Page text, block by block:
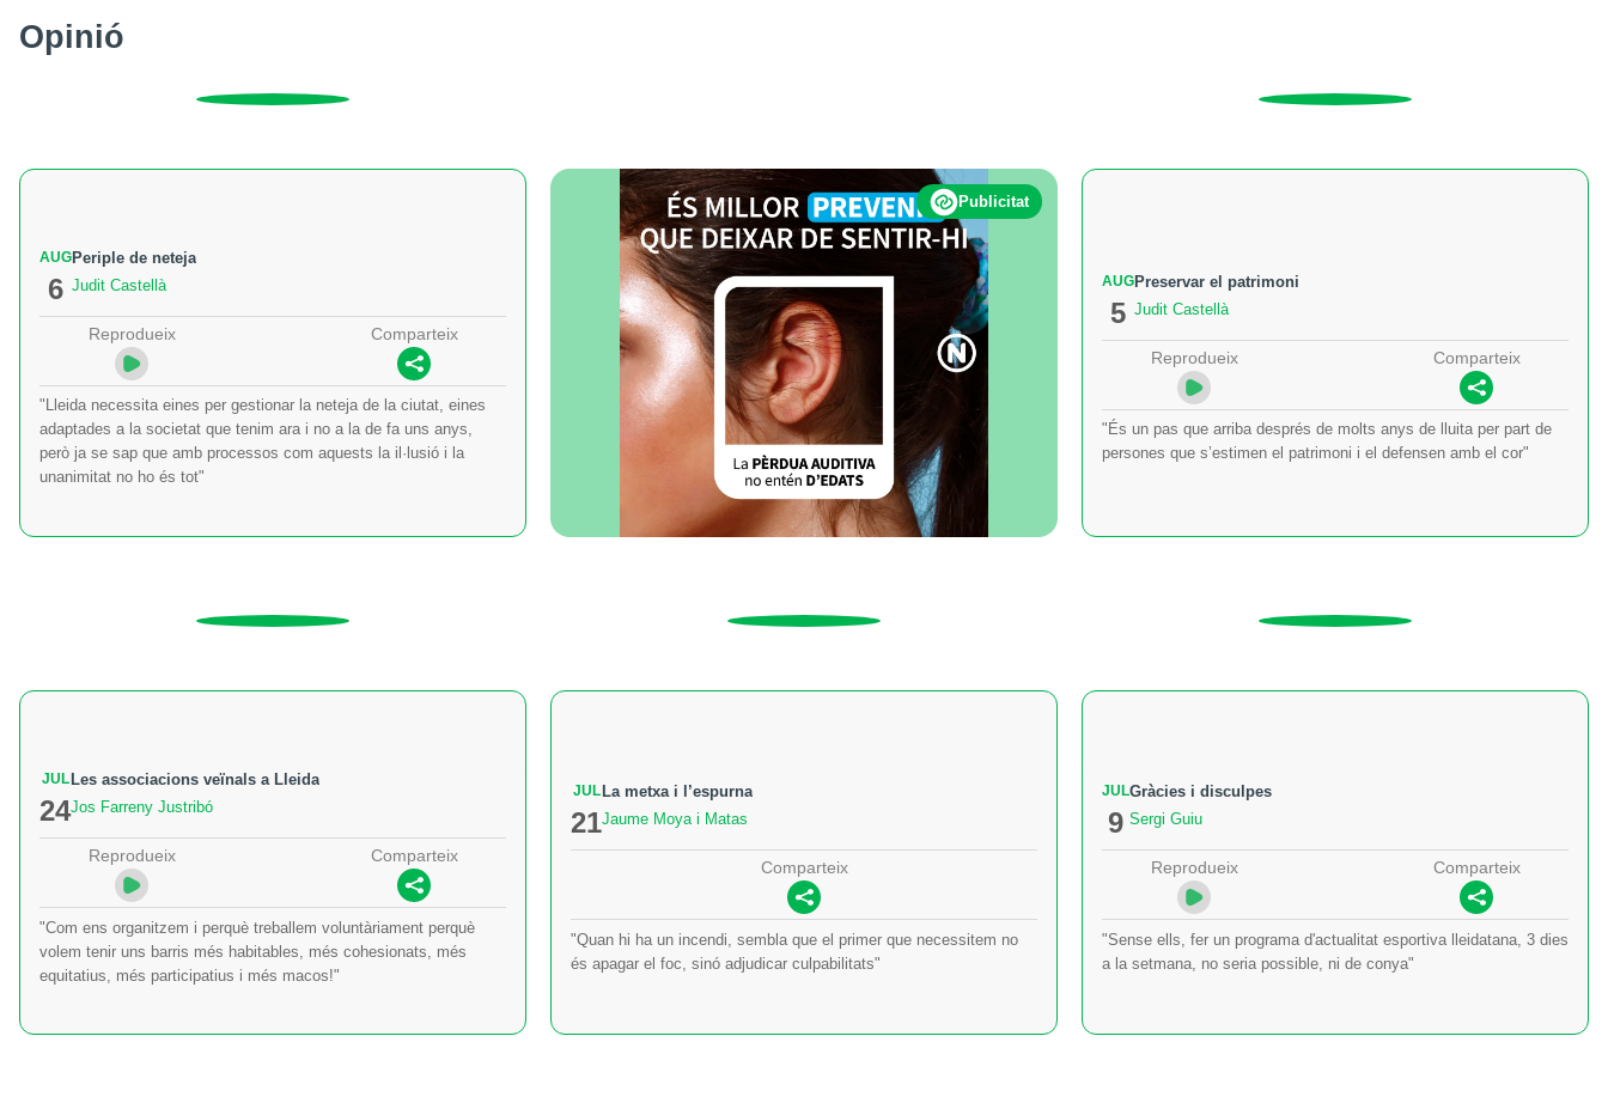
Opinió
AUG
6
Periple de neteja
Judit Castellà
Reprodueix Comparteix
"Lleida necessita eines per gestionar la neteja de la ciutat, eines
adaptades a la societat que tenim ara i no a la de fa uns anys,
però ja se sap que amb processos com aquests la il·lusió i la
unanimitat no ho és tot"
Publicitat
AUG
5
Preservar el patrimoni
Judit Castellà
Reprodueix Comparteix
"És un pas que arriba després de molts anys de lluita per part de
persones que s’estimen el patrimoni i el defensen amb el cor"
JUL
24
Les associacions veïnals a Lleida
Jos Farreny Justribó
Reprodueix Comparteix
"Com ens organitzem i perquè treballem voluntàriament perquè
volem tenir uns barris més habitables, més cohesionats, més
equitatius, més participatius i més macos!"
JUL
21
La metxa i l’espurna
Jaume Moya i Matas
Comparteix
"Quan hi ha un incendi, sembla que el primer que necessitem no
és apagar el foc, sinó adjudicar culpabilitats"
JUL
9
Gràcies i disculpes
Sergi Guiu
Reprodueix Comparteix
"Sense ells, fer un programa d'actualitat esportiva lleidatana, 3 dies
a la setmana, no seria possible, ni de conya"